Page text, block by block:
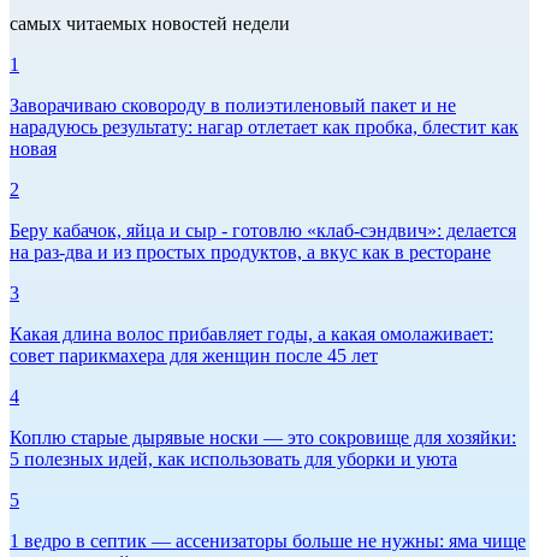
самых читаемых новостей недели
1
Заворачиваю сковороду в полиэтиленовый пакет и не
нарадуюсь результату: нагар отлетает как пробка, блестит как
новая
2
Беру кабачок, яйца и сыр - готовлю «клаб-сэндвич»: делается
на раз-два и из простых продуктов, а вкус как в ресторане
3
Какая длина волос прибавляет годы, а какая омолаживает:
совет парикмахера для женщин после 45 лет
4
Коплю старые дырявые носки — это сокровище для хозяйки:
5 полезных идей, как использовать для уборки и уюта
5
1 ведро в септик — ассенизаторы больше не нужны: яма чище